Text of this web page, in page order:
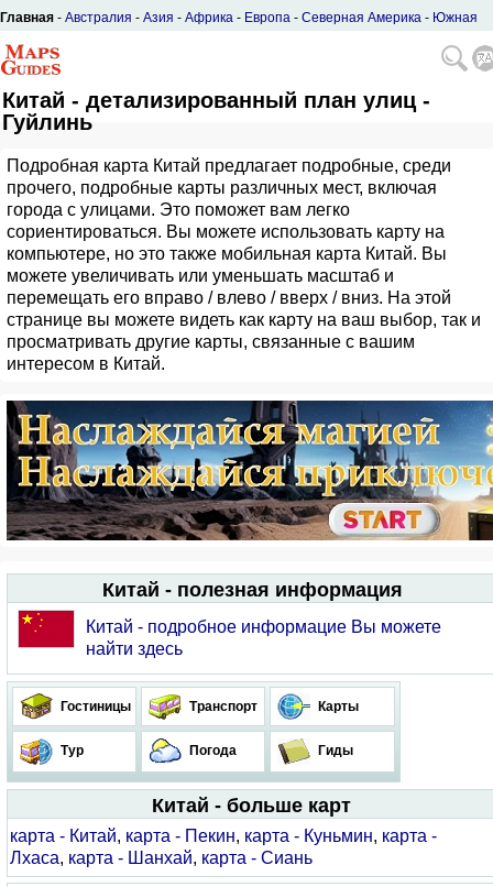
Главная - Австралия - Азия - Африка - Европа - Северная Америка - Южная
Китай - детализированный план улиц -
Гуйлинь
Подробная карта Китай предлагает подробные, среди
прочего, подробные карты различных мест, включая
города с улицами. Это поможет вам легко
сориентироваться. Вы можете использовать карту на
компьютере, но это также мобильная карта Китай. Вы
можете увеличивать или уменьшать масштаб и
перемещать его вправо / влево / вверх / вниз. На этой
странице вы можете видеть как карту на ваш выбор, так и
просматривать другие карты, связанные с вашим
интересом в Китай.
Китай - полезная информация
Китай - подробное информацие Вы можете
найти здесь
Гостиницы Транспорт Карты
Тур Погода Гиды
Китай - больше карт
карта - Китай, карта - Пекин, карта - Куньмин, карта -
Лхаса, карта - Шанхай, карта - Сиань